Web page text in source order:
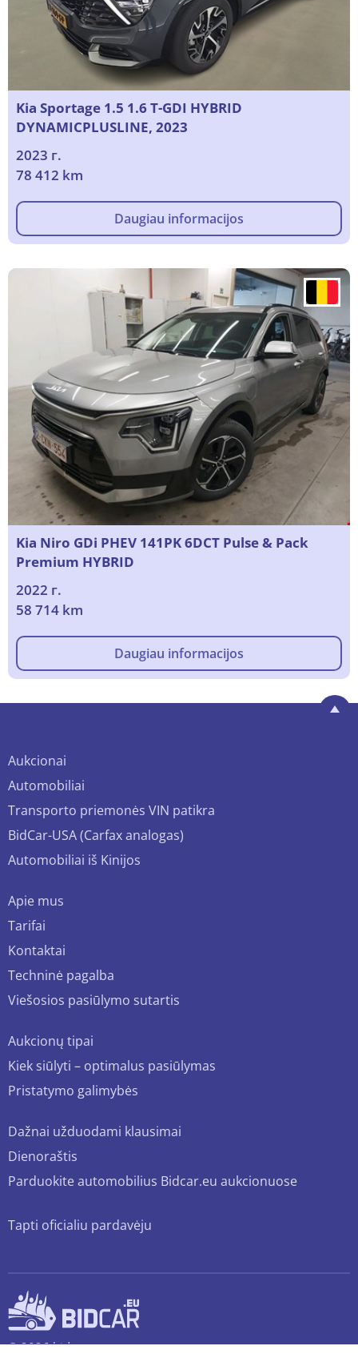
Kia Sportage 1.5 1.6 T-GDI HYBRID
DYNAMICPLUSLINE, 2023
2023 г.
78 412 km
Daugiau informacijos
Kia Niro GDi PHEV 141PK 6DCT Pulse & Pack
Premium HYBRID
2022 г.
58 714 km
Daugiau informacijos
Aukcionai
Automobiliai
Transporto priemonės VIN patikra
BidCar-USA (Carfax analogas)
Automobiliai iš Kinijos
Apie mus
Tarifai
Kontaktai
Techninė pagalba
Viešosios pasiūlymo sutartis
Aukcionų tipai
Kiek siūlyti – optimalus pasiūlymas
Pristatymo galimybės
Dažnai užduodami klausimai
Dienoraštis
Parduokite automobilius Bidcar.eu aukcionuose
Tapti oficialiu pardavėju
© 2026 bidcar.eu